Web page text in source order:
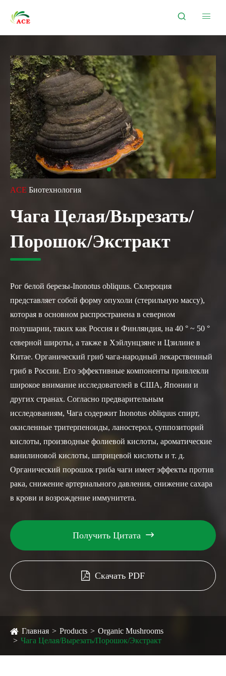
 
ACE Биотехнология
Чага Целая/Вырезать/
Порошок/Экстракт
Рог белой березы-Inonotus obliquus. Склероция
представляет собой форму опухоли (стерильную массу),
которая в основном распространена в северном
полушарии, таких как Россия и Финляндия, на 40 ° ~ 50 °
северной широты, а также в Хэйлунцзяне и Цзилине в
Китае. Органический гриб чага-народный лекарственный
гриб в России. Его эффективные компоненты привлекли
широкое внимание исследователей в США, Японии и
других странах. Согласно предварительным
исследованиям, Чага содержит Inonotus obliquus спирт,
окисленные тритерпеноиды, ланостерол, суппозиторий
кислоты, производные фолиевой кислоты, ароматические
ванилиновой кислоты, шприцевой кислоты и т. д.
Органический порошок гриба чаги имеет эффекты против
рака, снижение артериального давления, снижение сахара
в крови и возрождение иммунитета.
Получить Цитата 
Скачать PDF
Главная Products
Organic Mushrooms
Чага Целая/Вырезать/Порошок/Экстракт